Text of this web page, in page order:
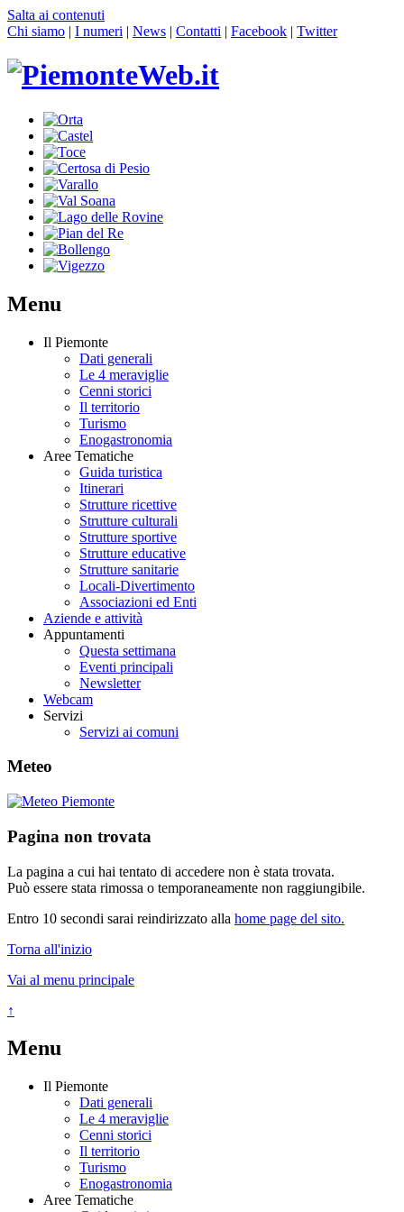
Salta ai contenuti
Chi siamo | I numeri | News | Contatti | Facebook | Twitter
Menu
Il Piemonte
Dati generali
Le 4 meraviglie
Cenni storici
Il territorio
Turismo
Enogastronomia
Aree Tematiche
Guida turistica
Itinerari
Strutture ricettive
Strutture culturali
Strutture sportive
Strutture educative
Strutture sanitarie
Locali-Divertimento
Associazioni ed Enti
Aziende e attività
Appuntamenti
Questa settimana
Eventi principali
Newsletter
Webcam
Servizi
Servizi ai comuni
Meteo
Pagina non trovata
La pagina a cui hai tentato di accedere non è stata trovata.
Può essere stata rimossa o temporaneamente non raggiungibile.
Entro 10 secondi sarai reindirizzato alla home page del sito.
Torna all'inizio
Vai al menu principale
↑
Menu
Il Piemonte
Dati generali
Le 4 meraviglie
Cenni storici
Il territorio
Turismo
Enogastronomia
Aree Tematiche